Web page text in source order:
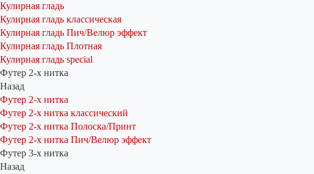
Кулирная гладь
Кулирная гладь классическая
Кулирная гладь Пич/Велюр эффект
Кулирная гладь Плотная
Кулирная гладь special
Футер 2-х нитка
Назад
Футер 2-х нитка
Футер 2-х нитка классический
Футер 2-х нитка Полоска/Принт
Футер 2-х нитка Пич/Велюр эффект
Футер 3-х нитка
Назад